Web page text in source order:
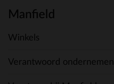
Manfield
Winkels
Verantwoord ondernemen